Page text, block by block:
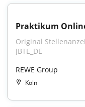
Praktikum
Original
JBTE_DE
REWE Group
Köln